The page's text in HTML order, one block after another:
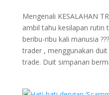
Mengenali KESALAHAN
ambil tahu kesilapan rutin
beribu-ribu kali manusia
trader , menggunakan
trade. Duit simpanan